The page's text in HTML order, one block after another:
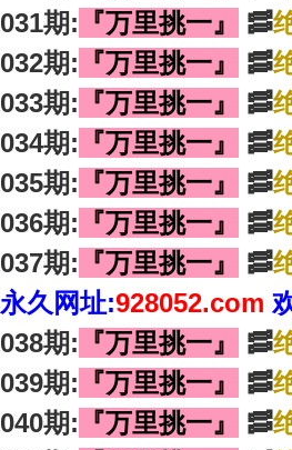
031期: 『万里挑一』 🥓
032期: 『万里挑一』 🥓
033期: 『万里挑一』 🥓
034期: 『万里挑一』 🥓
035期: 『万里挑一』 🥓
036期: 『万里挑一』 🥓
037期: 『万里挑一』 🥓
永久网址:928052.com
038期: 『万里挑一』 🥓
039期: 『万里挑一』 🥓
040期: 『万里挑一』 🥓